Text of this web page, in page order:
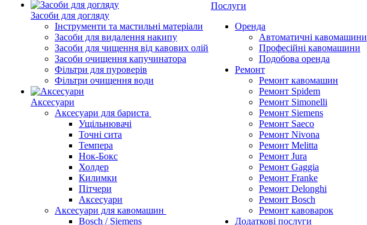
Засоби для догляду
Інструменти та мастильні матеріали
Засоби для видалення накипу
Засоби для чищення від кавових олій
Засоби очищення капучинатора
Фільтри для пуроверів
Фільтри очищення води
Аксесуари
Аксесуари для бариста
Ущільнювачі
Точні сита
Темпера
Нок-Бокс
Холдер
Килимки
Пітчери
Аксесуари
Аксесуари для кавомашин
Bosch / Siemens
Послуги
Оренда
Автоматичні кавомашини
Професійні кавомашини
Подобова оренда
Ремонт
Ремонт кавомашин
Ремонт Spidem
Ремонт Simonelli
Ремонт Siemens
Ремонт Saeco
Ремонт Nivona
Ремонт Melitta
Ремонт Jura
Ремонт Gaggia
Ремонт Franke
Ремонт Delonghi
Ремонт Bosch
Ремонт кавоварок
Додаткові послуги